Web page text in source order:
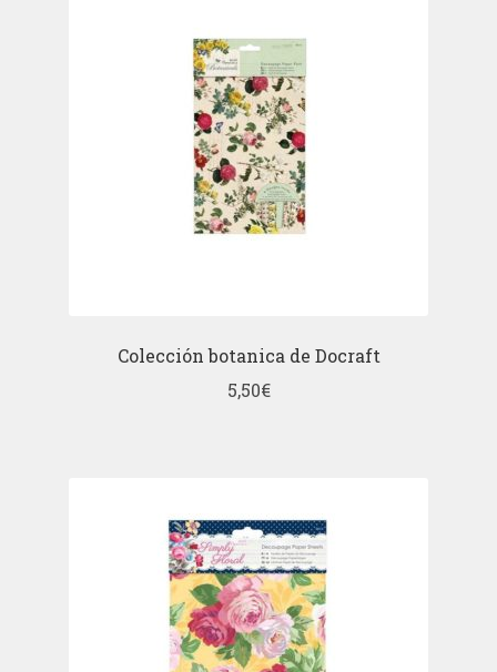
Colección botanica de Docraft
5,50€